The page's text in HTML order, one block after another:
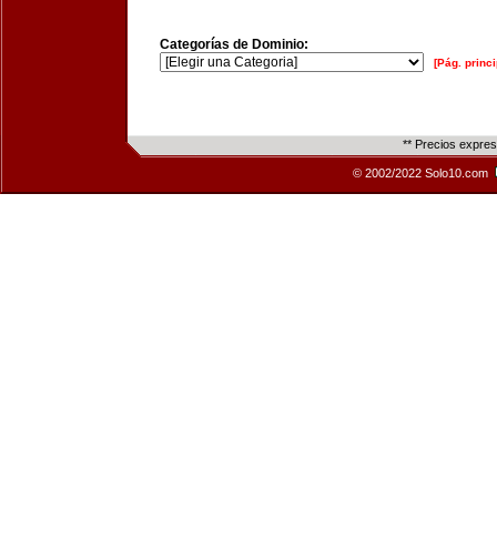
Categorías de Dominio:
[Pág.
** Precios
© 2002/2022 Solo10.com